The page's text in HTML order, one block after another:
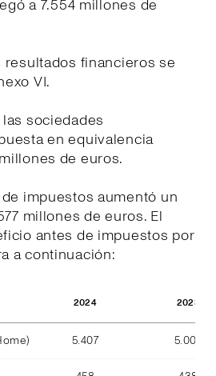
a 7.554 millones de
resultados financieros se
VI.
sociedades
en equivalencia
de euros.
impuestos aumentó un
millones de euros. El
antes de impuestos por
a continuación:
2024 2023
5.407 5.004